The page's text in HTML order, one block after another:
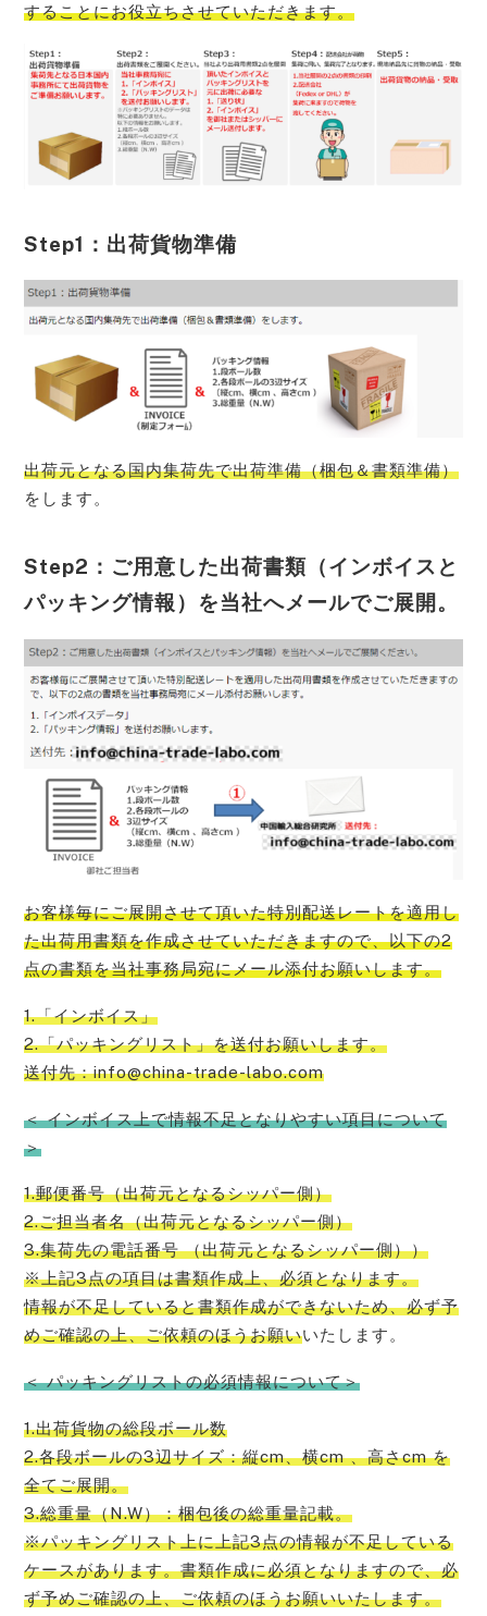
することにお役立ちさせていただきます。
Step1：出荷貨物準備
出荷元となる国内集荷先で出荷準備（梱包＆書類準備）
をします。
Step2：ご用意した出荷書類（インボイスと
パッキング情報）を当社へメールでご展開。
お客様毎にご展開させて頂いた特別配送レートを適用し
た出荷用書類を作成させていただきますので、以下の2
点の書類を当社事務局宛にメール添付お願いします。
1.「インボイス」
2.「パッキングリスト」を送付お願いします。
送付先：info@china-trade-labo.com
＜ インボイス上で情報不足となりやすい項目について
＞
1.郵便番号（出荷元となるシッパー側）
2.ご担当者名（出荷元となるシッパー側）
3.集荷先の電話番号 （出荷元となるシッパー側））
※上記3点の項目は書類作成上、必須となります。
情報が不足していると書類作成ができないため、必ず予
めご確認の上、ご依頼のほうお願いいたします。
＜ パッキングリストの必須情報について＞
1.出荷貨物の総段ボール数
2.各段ボールの3辺サイズ：縦cm、横cm 、高さcm を
全てご展開。
3.総重量（N.W）：梱包後の総重量記載。
※パッキングリスト上に上記3点の情報が不足している
ケースがあります。書類作成に必須となりますので、必
ず予めご確認の上、ご依頼のほうお願いいたします。